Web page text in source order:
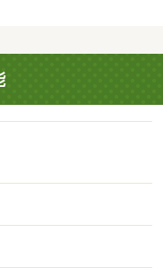
テンなどが揃ってい
くついてしまう引越